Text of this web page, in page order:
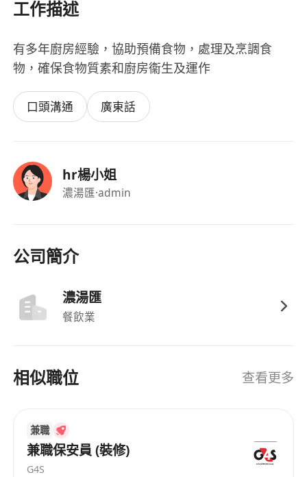
工作描述
有多年廚房經驗，協助預備食物，處理及烹調食
物，確保食物質素和廚房衞生及運作
口頭溝通 廣東話
hr楊小姐
濃湯匯·admin
公司簡介
濃湯匯
餐飲業
相似職位 查看更多
兼職
兼職保安員 (裝修)
G4S